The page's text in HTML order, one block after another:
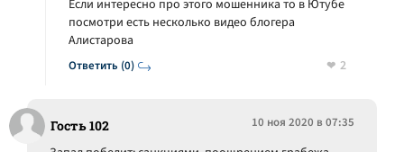
Ответить (0)
Если интересно про этого мошенника то в Ютубе
посмотри есть несколько видео блогера
Алистарова
2
Гость 102 10 ноя 2020 в 07:35